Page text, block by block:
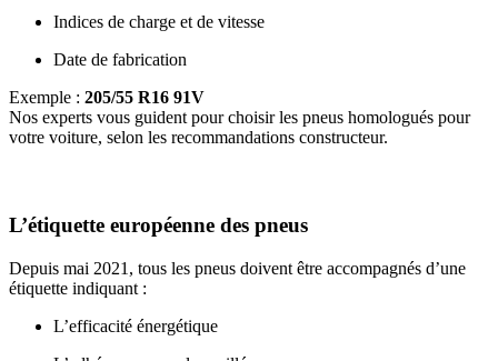
Indices de charge et de vitesse
Date de fabrication
Exemple : 205/55 R16 91V
Nos experts vous guident pour choisir les pneus homologués pour
votre voiture, selon les recommandations constructeur.
L’étiquette européenne des pneus
Depuis mai 2021, tous les pneus doivent être accompagnés d’une
étiquette indiquant :
L’efficacité énergétique